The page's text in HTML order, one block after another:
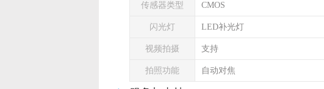
传感器类型 CMOS
闪光灯 LED补光灯
视频拍摄 支持
拍照功能 自动对焦